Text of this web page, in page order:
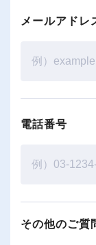
メールアドレ
電話番号
その他のご質